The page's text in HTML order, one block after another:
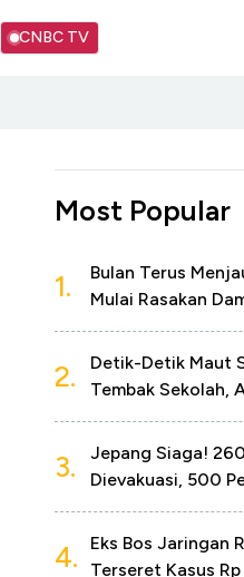
CNBC TV
Most Popular
1.
Bulan Terus
Mulai Rasakan
2.
Detik-Detik Maut
Tembak Sekolah,
3.
Jepang Siaga!
Dievakuasi, 500
4.
Eks Bos Jaringan
Terseret Kasus